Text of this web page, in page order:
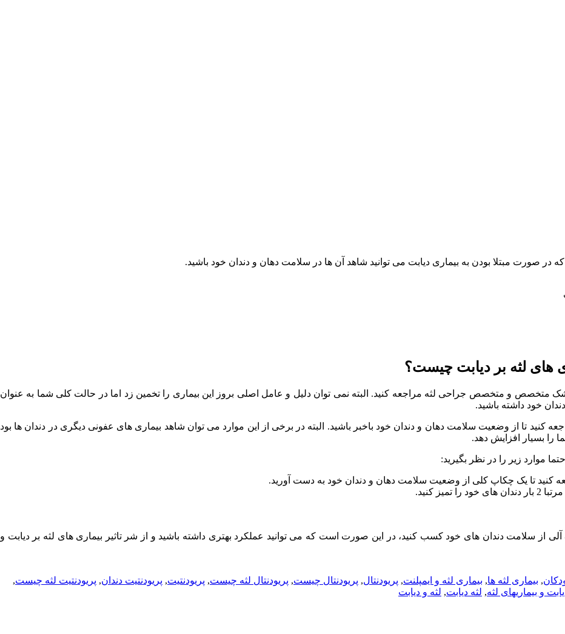
در صورت مبتلا بودن به بیماری دیابت می توانید شاهد آن ها در سلامت دهان و دندان خود باشید.
های لثه بر دیابت چیست؟
متخصص و متخصص جراحی لثه مراجعه کنید. البته نمی توان دلیل و عامل اصلی بروز این بیماری را تخمین زد اما در حالت کلی شما به عنوان
خود داشته باشید.
تا از وضعیت سلامت دهان و دندان خود باخبر باشید. البته در برخی از این موارد می توان شاهد بیماری های عفونی دیگری در دندان ها بود
را بسیار افزایش دهد.
موارد زیر را در نظر بگیرید:
کنید تا یک چکاپ کلی از وضعیت سلامت دهان و دندان خود به دست آورید.
کنید.
از سلامت دندان های خود کسب کنید، در این صورت است که می توانید عملکرد بهتری داشته باشید و از شر تاثیر بیماری های لثه بر دیابت و
, بیماری لثه ها, بیماری لثه و ایمپلنت, پریودنتال, پریودنتال چیست, پریودنتال لثه چیست, پریودنتیت, پریودنتیت دندان, پریودنتیت لثه چیست,
و بیماریهای لثه, لثه دیابت, لثه و دیابت